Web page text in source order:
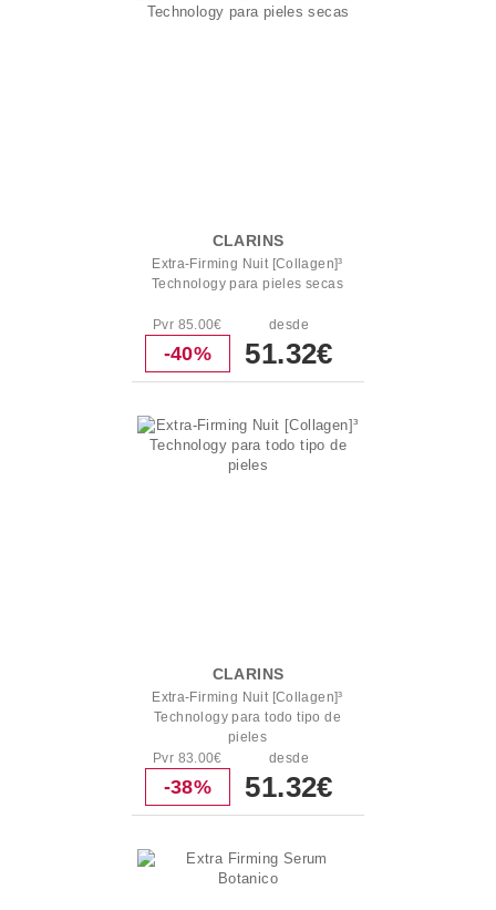
CLARINS
Extra-Firming Nuit [Collagen]³
Technology para pieles secas
Pvr 85.00€
-40%
desde
51.32€
CLARINS
Extra-Firming Nuit [Collagen]³
Technology para todo tipo de
pieles
Pvr 83.00€
-38%
desde
51.32€